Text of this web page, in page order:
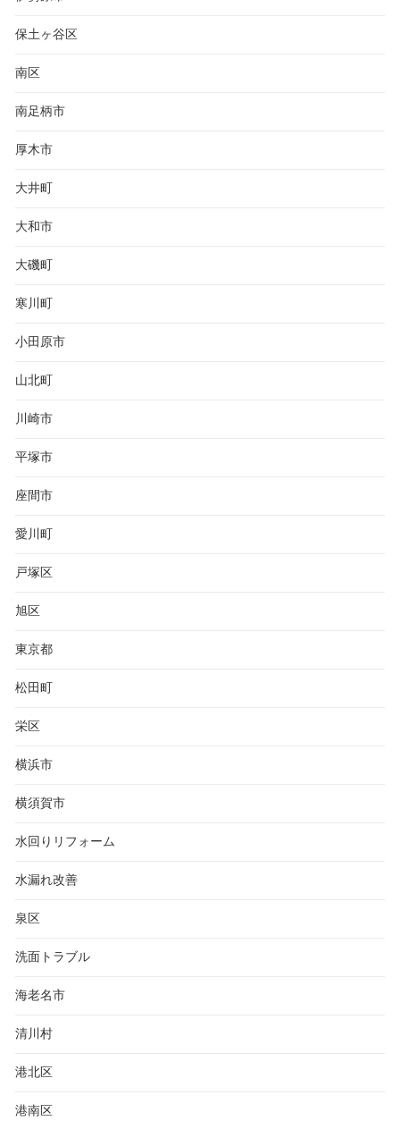
保土ヶ谷区
南区
南足柄市
厚木市
大井町
大和市
大磯町
寒川町
小田原市
山北町
川崎市
平塚市
座間市
愛川町
戸塚区
旭区
東京都
松田町
栄区
横浜市
横須賀市
水回りリフォーム
水漏れ改善
泉区
洗面トラブル
海老名市
清川村
港北区
港南区